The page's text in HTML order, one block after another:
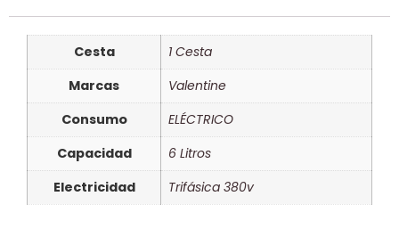
Cesta
1 Cesta
Marcas
Valentine
Consumo
ELÉCTRICO
Capacidad
6 Litros
Electricidad
Trifásica 380v